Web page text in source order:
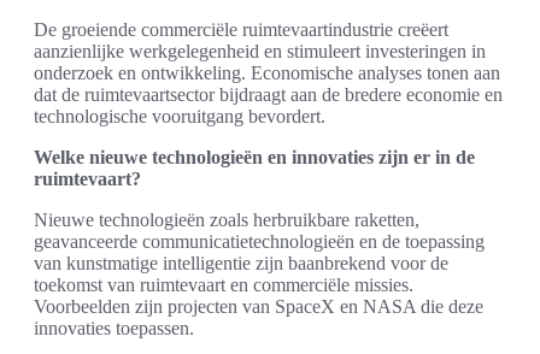
De groeiende commerciële ruimtevaartindustrie creëert
aanzienlijke werkgelegenheid en stimuleert investeringen in
onderzoek en ontwikkeling. Economische analyses tonen aan
dat de ruimtevaartsector bijdraagt aan de bredere economie en
technologische vooruitgang bevordert.
Welke nieuwe technologieën en innovaties zijn er in de
ruimtevaart?
Nieuwe technologieën zoals herbruikbare raketten,
geavanceerde communicatietechnologieën en de toepassing
van kunstmatige intelligentie zijn baanbrekend voor de
toekomst van ruimtevaart en commerciële missies.
Voorbeelden zijn projecten van SpaceX en NASA die deze
innovaties toepassen.